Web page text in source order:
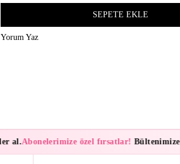
Yorum Yaz
al.Abonelerimize özel fırsatlar!Bültenimize